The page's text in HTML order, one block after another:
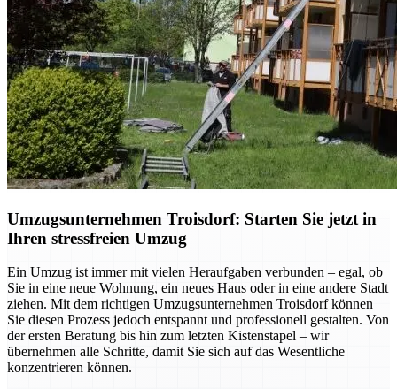
Umzugsunternehmen Troisdorf: Starten Sie jetzt in
Ihren stressfreien Umzug
Ein Umzug ist immer mit vielen Heraufgaben verbunden – egal, ob
Sie in eine neue Wohnung, ein neues Haus oder in eine andere Stadt
ziehen. Mit dem richtigen Umzugsunternehmen Troisdorf können
Sie diesen Prozess jedoch entspannt und professionell gestalten. Von
der ersten Beratung bis hin zum letzten Kistenstapel – wir
übernehmen alle Schritte, damit Sie sich auf das Wesentliche
konzentrieren können.